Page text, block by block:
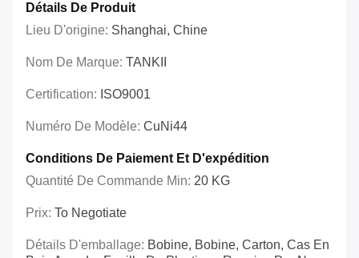
Détails De Produit
Lieu D'origine: Shanghai, Chine
Nom De Marque: TANKII
Certification: ISO9001
Numéro De Modèle: CuNi44
Conditions De Paiement Et D'expédition
Quantité De Commande Min: 20 KG
Prix: To Negotiate
Détails D'emballage: Bobine, Bobine, Carton, Cas En